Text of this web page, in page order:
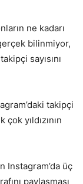
ne kadarı
bilinmiyor,
sayısını
takipçi
yıldızının
Instagram’da üç
paylaşması